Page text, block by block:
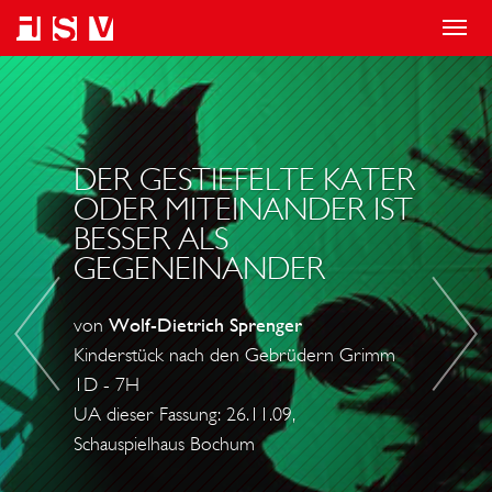
T
o
g
g
l
e
n
a
v
i
g
S
E
C
H
S
E
K
O
M
E
D
E
R
K
L
E
I
N
E
K
DER GESTIEFELTE KATER
ODER MITEINANDER IST
BESSER ALS
GEGENEINANDER
vonWolf-Dietrich Sprenger
Kinderstück nach den Gebrüdern Grimm
1D - 7H
UA dieser Fassung: 26.11.09,
Schauspielhaus Bochum